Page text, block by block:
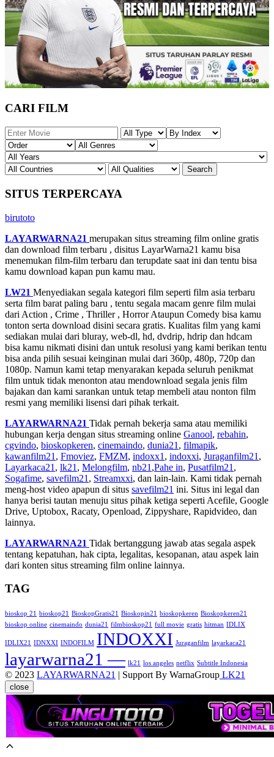
CARI FILM
SITUS TERPERCAYA
birutoto
LAYARWARNA21 merupakan situs streaming film online gratis
dan download film terbaru , disitus LayarWarna21 kamu bisa
menemukan film-film terbaru dan terupdate saat ini dan tentu bisa
kamu download kapan pun kamu mau.
LW21 Menyediakan segala kategori film seperti film asia terbaru
serta film barat paling baru , tentu segala macam genre film mulai
dari Action , Crime , Thriller , Horror Ataupun Comedy bisa kamu
tonton serta download disini secara gratis. Kualitas film yang kami
sediakan mulai dari bluray, web-dl, hd, dvdrip, hdrip dan hdcam
bisa kamu nikmati disini dan untuk resolusi yang kami berikan tentu
bisa anda pilih sesuai keinginan mulai dari 360p, 480p, 720p dan
1080p. Namun kami tetap menyarakan kepada seluruh penikmat
film untuk tidak menonton atau mendownload segala jenis film
bajakan dan kami sarankan untuk tetap membeli atau nonton film
resmi yang memiliki lisensi dari pihak terkait.
LAYARWARNA21 Tidak pernah bekerja sama atau memiliki
hubungan kerja dengan situs streaming online Ganool, rebahin,
cgvindo, bioskopkeren, cinemaindo, dunia21 , filmapik,
kawanfilm21 , Fmoviez, FMZM, indoxx1 , indoxxi, Juraganfilm21 ,
Layarkaca21 , lk21 , Melongfilm, nb21 ,Pahe in, Pusatfilm21 ,
Sogafime, savefilm21 , Streamxxi, dan lain-lain. Kami tidak pernah
meng-host video apapun di situs savefilm21 ini. Situs ini legal dan
hanya berisi tautan menuju situs pihak ketiga seperti Acefile, Google
Drive, Uptobox, Racaty, Openload, Zippyshare, Rapidvideo, dan
lainnya.
LAYARWARNA21 Tidak bertanggung jawab atas segala aspek
tentang kepatuhan, hak cipta, legalitas, kesopanan, atau aspek lain
dari konten situs streaming film online lainnya.
TAG
bioskop 21 bioskop21 BioskopGratis21 Bioskopin21 bioskopkeren Bioskopkeren21
bioskop online cinemaindo dunia21 filmbioskop21 full movie gratis hitman IDLIX
IDLIX21 IDNXXI INDOFILM INDOXXI Juraganfilm layarkaca21
layarwarna21 — lk21 los angeles netflix Subtitle Indonesia
© 2023 LAYARWARNA21 | Support By WarnaGroup LK21
close